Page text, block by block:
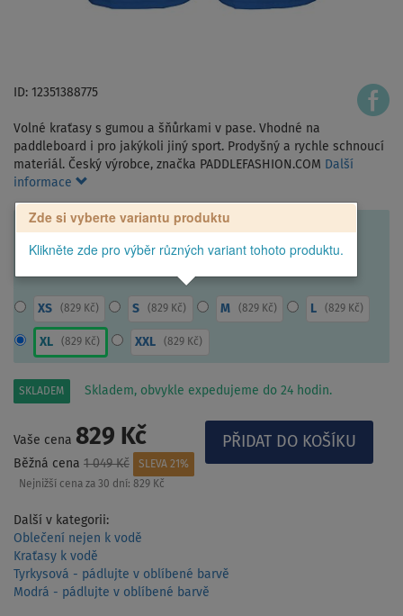
ID: 12351388775
Volné kraťasy s gumou a šňůrkami v pase. Vhodné na
paddleboard i pro jakýkoli jiný sport. Prodyšný a rychle schnoucí
materiál. Český výrobce, značka PADDLEFASHION.COM Další
informace
Zde si vyberte variantu produktu
Klikněte zde pro výběr různých variant tohoto produktu.
XS (829 Kč) S (829 Kč) M (829 Kč) L (829 Kč)
XL (829 Kč) XXL (829 Kč)
SKLADEM Skladem, obvykle expedujeme do 24 hodin.
Vaše cena 829 Kč
Běžná cena 1 049 Kč
SLEVA 21%
Nejnižší cena za 30 dní: 829 Kč
Další v kategorii:
Oblečení nejen k vodě
Kraťasy k vodě
Tyrkysová - pádlujte v oblíbené barvě
Modrá - pádlujte v oblíbené barvě